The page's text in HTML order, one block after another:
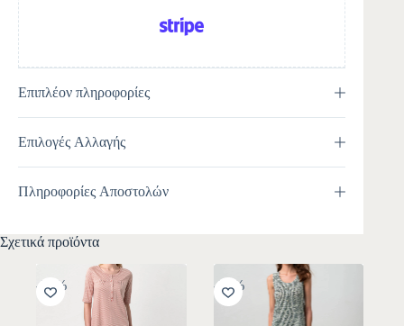
Επιπλέον πληροφορίες
Επιλογές Αλλαγής
Πληροφορίες Αποστολών
Σχετικά προϊόντα
-30% -30%